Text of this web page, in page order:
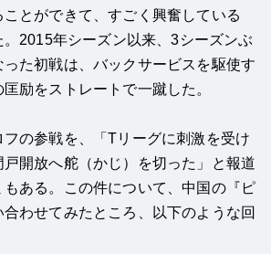
とができて、すごく興奮している
。2015年シーズン以来、3シーズンぶ
った初戦は、バックサービスを駆使す
励をストレートで一蹴した。
の参戦を、「Tリーグに刺激を受け
開放へ舵（かじ）を切った」と報道
もある。この件について、中国の『ピ
わせてみたところ、以下のような回